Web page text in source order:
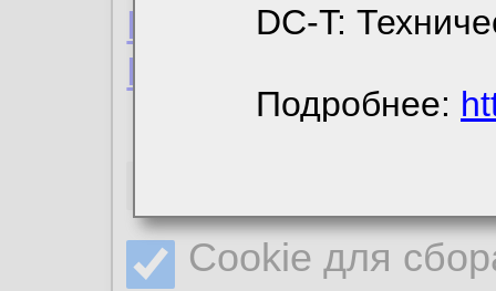
DC-T:
Подробнее:
Пользовательское
Политика
Cookie для